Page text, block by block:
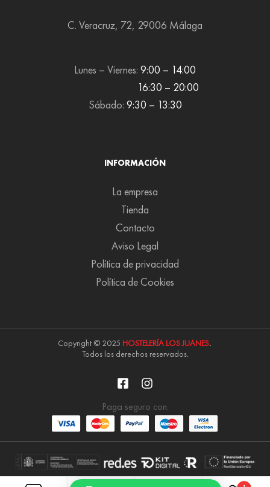
C. Veracruz, 72, 29006 Málaga
Lunes – Viernes: 9:00 – 14:00
16:30 – 20:00
Sábado: 9:30 – 13:30
INFORMACIÓN
La empresa
Tienda
Contacto
Aviso Legal
Política de privacidad
Política de Cookies
Copyright © 2025 HOSTELERÍA LOS JUANES.
Todos los derechos reservados.
Paga seguro con: